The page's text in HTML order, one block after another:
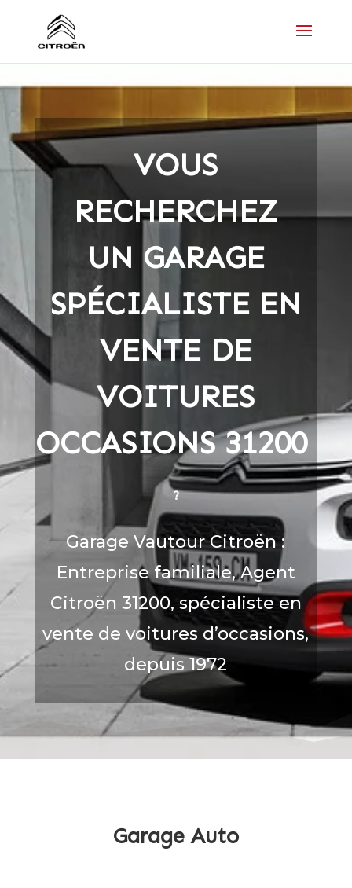
VOUS
RECHERCHEZ
UN GARAGE
SPÉCIALISTE EN
VENTE DE
VOITURES
OCCASIONS31200
?
Garage Vautour Citroën :
Entreprise familiale, Agent
Citroën 31200, spécialiste en
vente de voitures d’occasions,
depuis 1972
Garage Auto